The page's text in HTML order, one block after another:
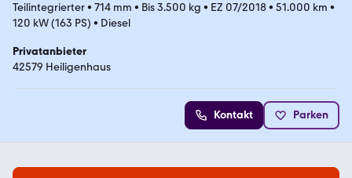
Teilintegrierter• 714 mm • Bis 3.500 kg • EZ 07/2018• 51.000 km •
120 kW (163 PS) • Diesel
Privatanbieter
42579 Heiligenhaus
Kontakt Parken